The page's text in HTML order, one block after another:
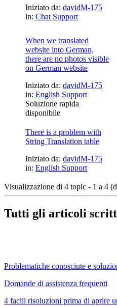
Iniziato da: davidM-175
in: Chat Support
When we translated
website into German,
there are no photos visible
on German website
Iniziato da: davidM-175
in: English Support
Soluzione rapida
disponibile
There is a problem with
String Translation table
Iniziato da: davidM-175
in: English Support
Visualizzazione di 4 topic - 1 a 4
Tutti gli articoli
Problematiche conosciute e
Domande di assistenza frequenti
4 facili risoluzioni prima di aprire